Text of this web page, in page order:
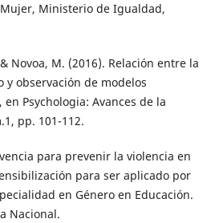
Ministerio de Igualdad,
Novoa, M. (2016). Relación entre la
y observación de modelos
Psychologia: Avances de la
pp. 101-112.
para prevenir la violencia en
para ser aplicado por
en Género en Educación.
Nacional.